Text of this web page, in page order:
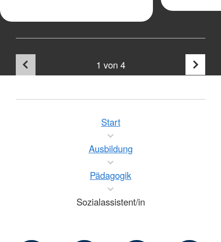
1 von 4
Start
Ausbildung
Pädagogik
Sozialassistent/in